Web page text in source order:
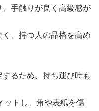
手触りが良く高級感が
、持つ人の品格を高め
るため、持ち運び時も
ットし、角や表紙を傷